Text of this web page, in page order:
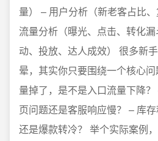
量） – 用户分析（新老客占比
流量分析（曝光、点击、转化
动、投放、达人成效） 很多新
晕，其实你只要围绕一个核心
量掉了，是不是入口流量下降
页问题还是客服响应慢？ – 库
还是爆款转冷？ 举个实际案例